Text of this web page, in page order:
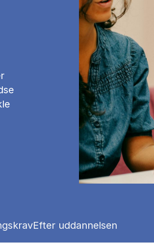
Show panel
Efter uddannelsen